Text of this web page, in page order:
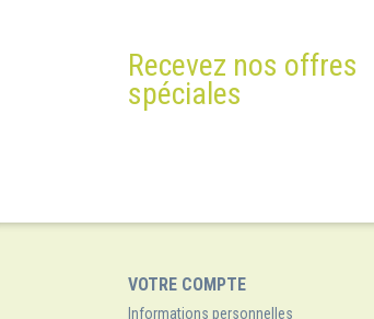
Recevez nos offres
spéciales
VOTRE COMPTE
Informations personnelles